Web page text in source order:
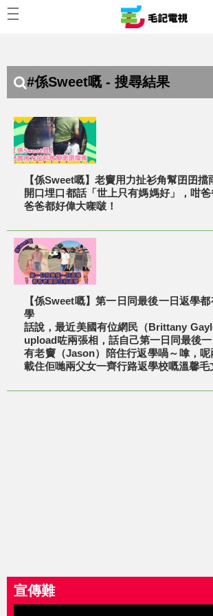
#係Sweet嘅 - 搜尋結果
【係Sweet嘅】老竇用力扯衫角幫囝囝擋
開口埋口都話「世上只有媽媽好」，咁
爸爸都好偉大㗎啵！
【係Sweet嘅】第一日同最後一日返學
學
話說，最近美國有位網民（Brittany
upload咗兩張相，話自己第一日同最後
有老竇（Jason）陪住行返學喎～嗱，
載住佢哋兩父女一齊行路返學校嘅溫馨毛
宣傳難